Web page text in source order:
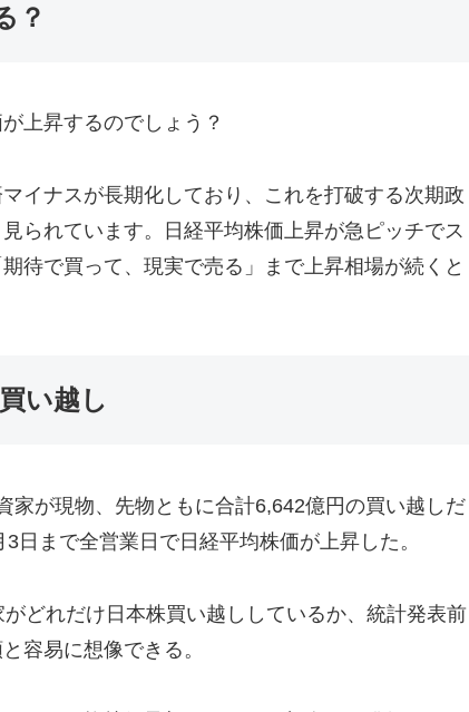
？
上昇するのでしょう？
イナスが長期化しており、これを打破する次期政
られています。日経平均株価上昇が急ピッチでス
待で買って、現実で売る」まで上昇相場が続くと
い越し
家が現物、先物ともに合計6,642億円の買い越しだ
日まで全営業日で日経平均株価が上昇した。
どれだけ日本株買い越ししているか、統計発表前
容易に想像できる。